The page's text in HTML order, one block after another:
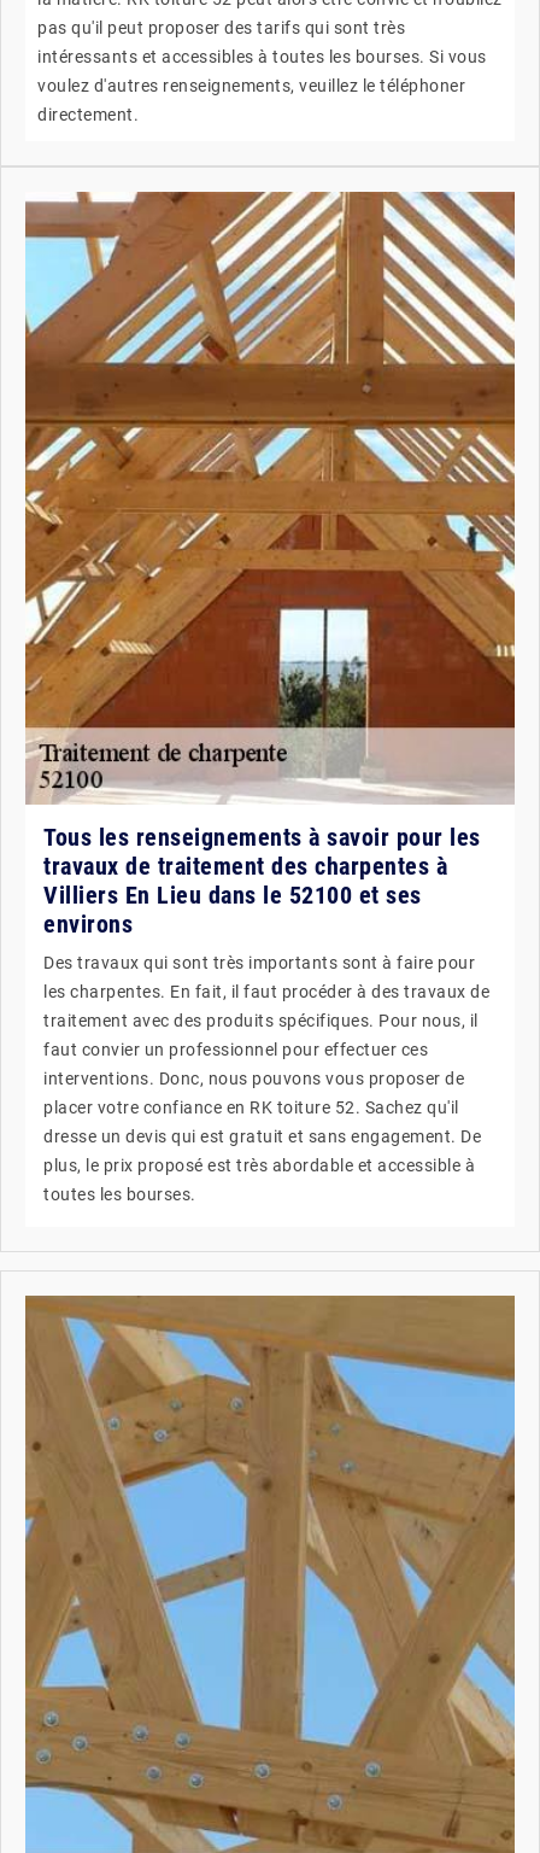
pas qu'il peut proposer des tarifs qui sont très
intéressants et accessibles à toutes les bourses. Si vous
voulez d'autres renseignements, veuillez le téléphoner
directement.
Tous les renseignements à savoir pour les
travaux de traitement des charpentes à
Villiers En Lieu dans le 52100 et ses
environs
Des travaux qui sont très importants sont à faire pour
les charpentes. En fait, il faut procéder à des travaux de
traitement avec des produits spécifiques. Pour nous, il
faut convier un professionnel pour effectuer ces
interventions. Donc, nous pouvons vous proposer de
placer votre confiance en RK toiture 52. Sachez qu'il
dresse un devis qui est gratuit et sans engagement. De
plus, le prix proposé est très abordable et accessible à
toutes les bourses.